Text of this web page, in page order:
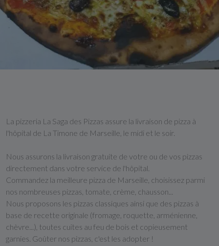
La pizzeria La Saga des Pizzas assure la livraison de pizza à
l'hôpital de La Timone de Marseille, le midi et le soir.
Nous assurons la livraison gratuite de votre ou de vos pizzas
directement dans votre service de l'hôpital.
Commandez la meilleure pizza de Marseille, choisissez parmi
nos nombreuses pizzas, tomate, crème, chausson...
Nous proposons les pizzas classiques ainsi que des pizzas à
base de recette originale (fromage, roquette, arménienne,
chèvre...), toutes cuites au feu de bois et copieusement
garnies. Goûter nos pizzas, c'est les adopter !